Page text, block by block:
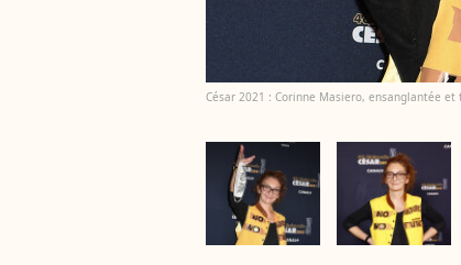
César 2021 : Corinne Masiero, ensanglantée